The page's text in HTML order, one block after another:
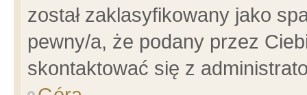
został zaklasyfikowany jako
pewny/a, że podany przez
skontaktować się z